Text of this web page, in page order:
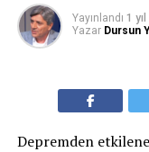
Yayınlandı 1
Yazar Dursun
Depremden